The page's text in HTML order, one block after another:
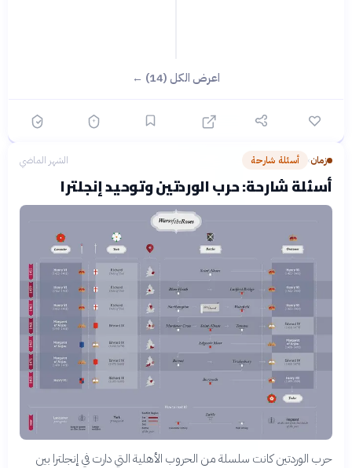
اعرض الكل (14) ←
زمان› أسئلة شارحة الشهر الماضي
أسئلة شارحة: حرب الوردتين وتوحيد إنجلترا
حرب الوردتين كانت سلسلة من الحروب الأهلية التي دارت في إنجلترا بين